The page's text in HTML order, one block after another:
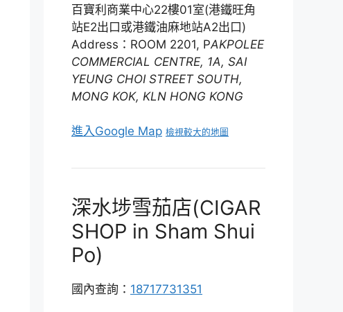
百寶利商業中心22樓01室(港鐵旺角
站E2出口或港鐵油麻地站A2出口)
Address：ROOM 2201, PAKPOLEE
COMMERCIAL CENTRE, 1A, SAI
YEUNG CHOI STREET SOUTH,
MONG KOK, KLN HONG KONG
進入Google Map 檢視較大的地圖
深水埗雪茄店(CIGAR
SHOP in Sham Shui
Po)
國內查詢： 18717731351